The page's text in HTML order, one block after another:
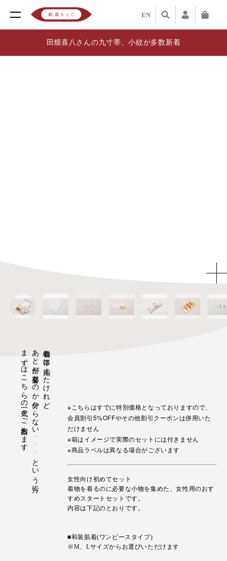
EN
田畑喜八さんの九寸帯、小紋が多数新着
着物と帯は揃えたけれど、
あと何が必要なのか分からない...という方に
まずはこちらの一式をご案内します
※こちらはすでに特別価格となっておりますので、
会員割引5%OFFやその他割引クーポンは併用いた
だけません
※箱はイメージで実際のセットには付きません
※商品ラベルは異なる場合がございます
女性向け初めてセット
着物を着るのに必要な小物を集めた、女性用のおす
すめスタートセットです。
内容は下記のとおりです。
■和装肌着(ワンピースタイプ)
※M、Lサイズからお選びいただけます